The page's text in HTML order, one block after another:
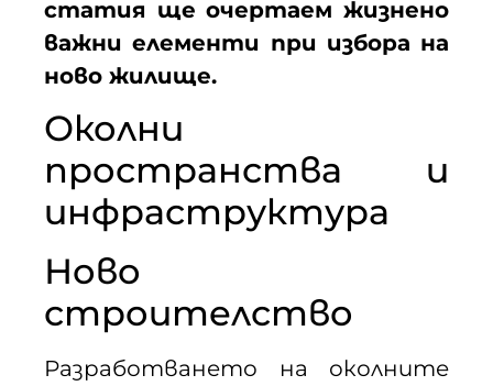
статия ще очертаем жизнено
важни елементи при избора на
ново жилище.
Околни
пространства и
инфраструктура
Ново
строителство
Разработването на околните